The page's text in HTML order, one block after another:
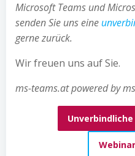
Microsoft Teams und
senden Sie uns eine
gerne zurück.
Wir freuen uns auf Sie.
ms-teams.at powered by